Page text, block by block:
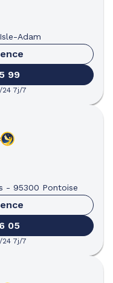
Adam
99
7j/7
- 95300 Pontoise
05
7j/7